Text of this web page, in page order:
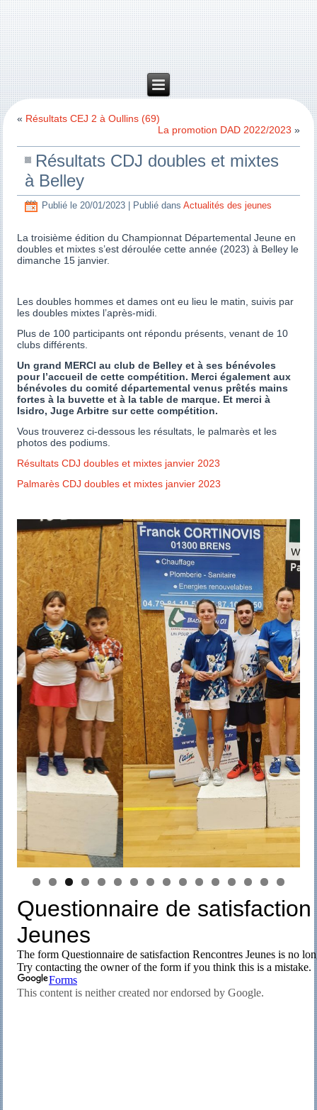
« Résultats CEJ 2 à Oullins (69)
La promotion DAD 2022/2023 »
Résultats CDJ doubles et mixtes
à Belley
Publié le 20/01/2023 Publié dans Actualités des jeunes
La troisième édition du Championnat Départemental Jeune en
doubles et mixtes s’est déroulée cette année (2023) à Belley le
dimanche 15 janvier.
Les doubles hommes et dames ont eu lieu le matin, suivis par
les doubles mixtes l’après-midi.
Plus de 100 participants ont répondu présents, venant de 10
clubs différents.
Un grand MERCI au club de Belley et à ses bénévoles
pour l’accueil de cette compétition. Merci également aux
bénévoles du comité départemental venus prêtés mains
fortes à la buvette et à la table de marque. Et merci à
Isidro, Juge Arbitre sur cette compétition.
Vous trouverez ci-dessous les résultats, le palmarès et les
photos des podiums.
Résultats CDJ doubles et mixtes janvier 2023
Palmarès CDJ doubles et mixtes janvier 2023